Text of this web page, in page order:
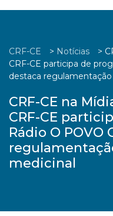
CRF-CE > Notícias >
CRF-CE participa de
destaca
CRF-CE na
CRF-CE
Rádio O POVO
medicinal